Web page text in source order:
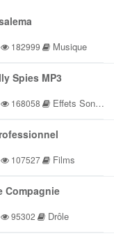
182999 Musique
Spies MP3
168058 Effets Sonores
107527 Films
Compagnie
95302 Drôle